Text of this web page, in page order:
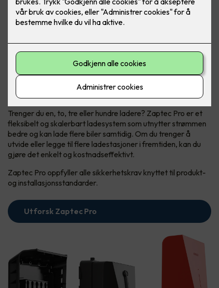
Når du trenger flere ladestasjoner
Zaptec Pro
Trenger du en, to, tre eller hundre ladere? Zaptec Pro er et
fleksibelt og skalerbart ladesystem som utnytter strømmen
bedre og kan lade flere biler samtidig. Om du trenger å
utvide eller legge til flere ladestasjoner i fremtiden, kan du
gjøre det enkelt og kostnadseffektivt.
Zaptec Pro oppfyller alle sikkerhetskrav knyttet til produkt-
og installasjonsstandarder.
Utforsk Zaptec Pro